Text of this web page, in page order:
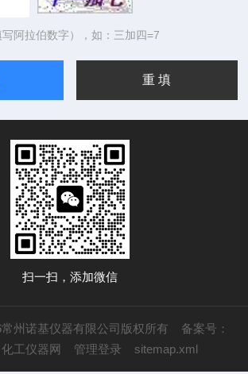
阿拉伯数字），如：三加四=7
扫一扫，添加微信
常州诺基仪器有限公司版权所有 备案号：
化工仪器网 管理登录 sitemap.xml